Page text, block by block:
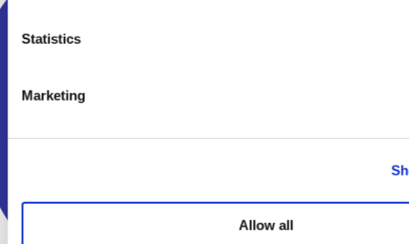
Statistics
Marketing
Allow all
Features
API Integration
Virksomhed Hjælp